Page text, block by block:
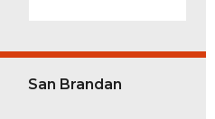
San Brandan